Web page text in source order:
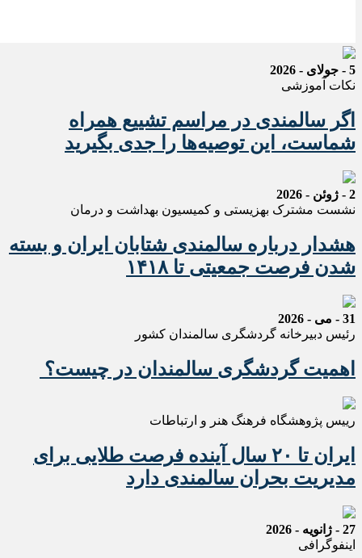
5 - جولای - 2026
نکات آموزشی
اگر سالمندی در مراسم تشییع همراه
شماست، این توصیه‌ها را جدی بگیرید
2 - ژوئن - 2026
نشست مشترک بهزیستی و کمیسیون بهداشت و درمان
هشدار درباره سالمندی شتابان ایران و بسته
شدن فرصت جمعیتی تا ۱۴۱۸
31 - می - 2026
رئیس دبیرخانه گردشگری سالمندان کشور
اهمیت گردشگری سالمندان در چیست؟
رییس پژوهشگاه فرهنگ هنر و ارتباطات
ایران تا ۲۰ سال آینده فرصت طلایی برای
مدیریت بحران سالمندی دارد
27 - ژانویه - 2026
اینفوگرافی